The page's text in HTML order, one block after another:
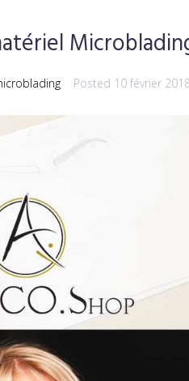
Posted 10 février